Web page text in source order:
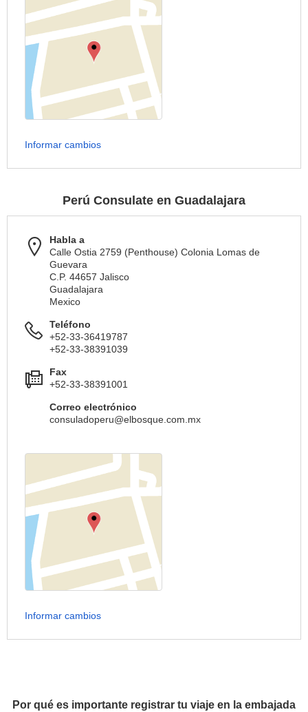
Por qué es importante registrar tu viaje en la embajada
Informar cambios
Perú Consulate en Guadalajara
Habla a
Calle Ostia 2759 (Penthouse) Colonia Lomas de
Guevara
C.P. 44657 Jalisco
Guadalajara
Mexico
Teléfono
+52-33-36419787
+52-33-38391039
Fax
+52-33-38391001
Correo electrónico
consuladoperu@elbosque.com.mx
Informar cambios